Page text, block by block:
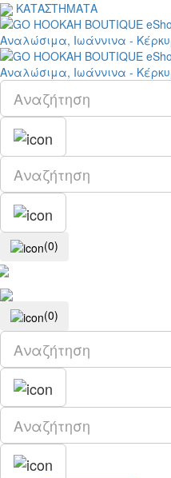
ΚΑΤΑΣΤΗΜΑΤΑ
(0)
(0)